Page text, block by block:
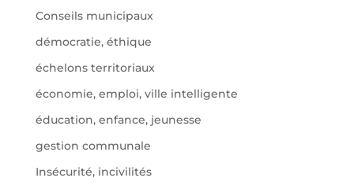
Conseils municipaux
démocratie, éthique
échelons territoriaux
économie, emploi, ville intelligente
éducation, enfance, jeunesse
gestion communale
Insécurité, incivilités